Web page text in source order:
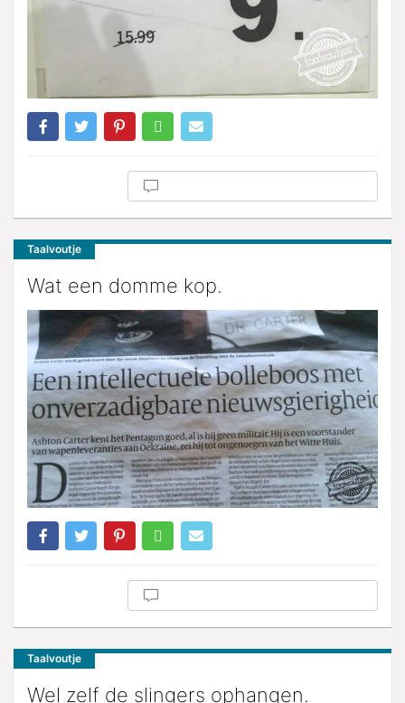
Taalvoutje
Wat een domme kop.
Taalvoutje
Wel zelf de slingers ophangen.